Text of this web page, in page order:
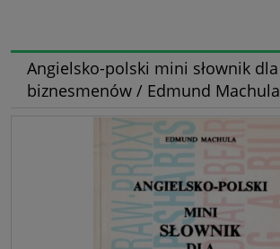
Angielsko-polski mini słownik dla
biznesmenów / Edmund Machula